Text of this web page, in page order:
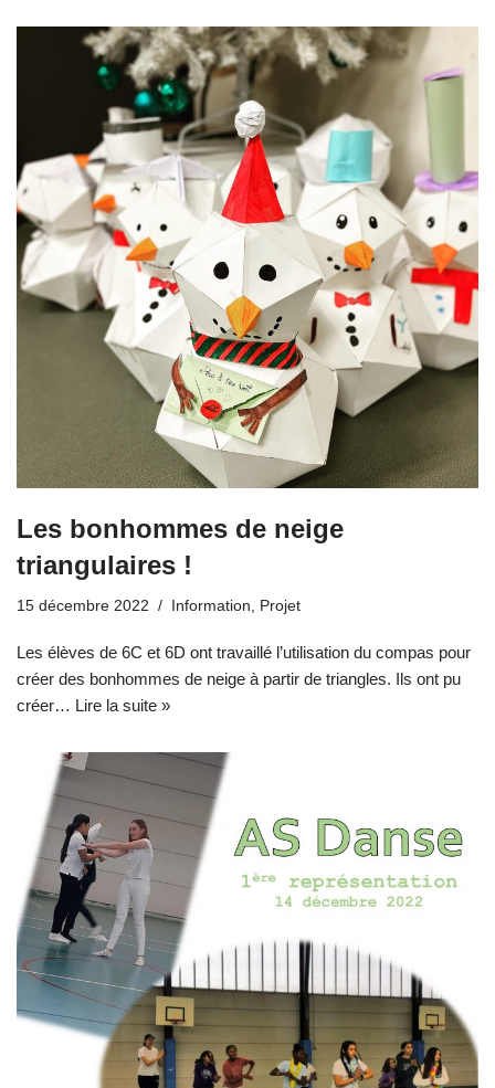
Les bonhommes de neige
triangulaires !
15 décembre 2022 Information Projet
Les élèves de 6C et 6D ont travaillé l’utilisation du compas pour
créer des bonhommes de neige à partir de triangles. Ils ont pu
créer… Lire la suite »